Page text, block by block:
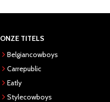
ONZE TITELS
Belgiancowboys
Carrepublic
Eatly
Stylecowboys